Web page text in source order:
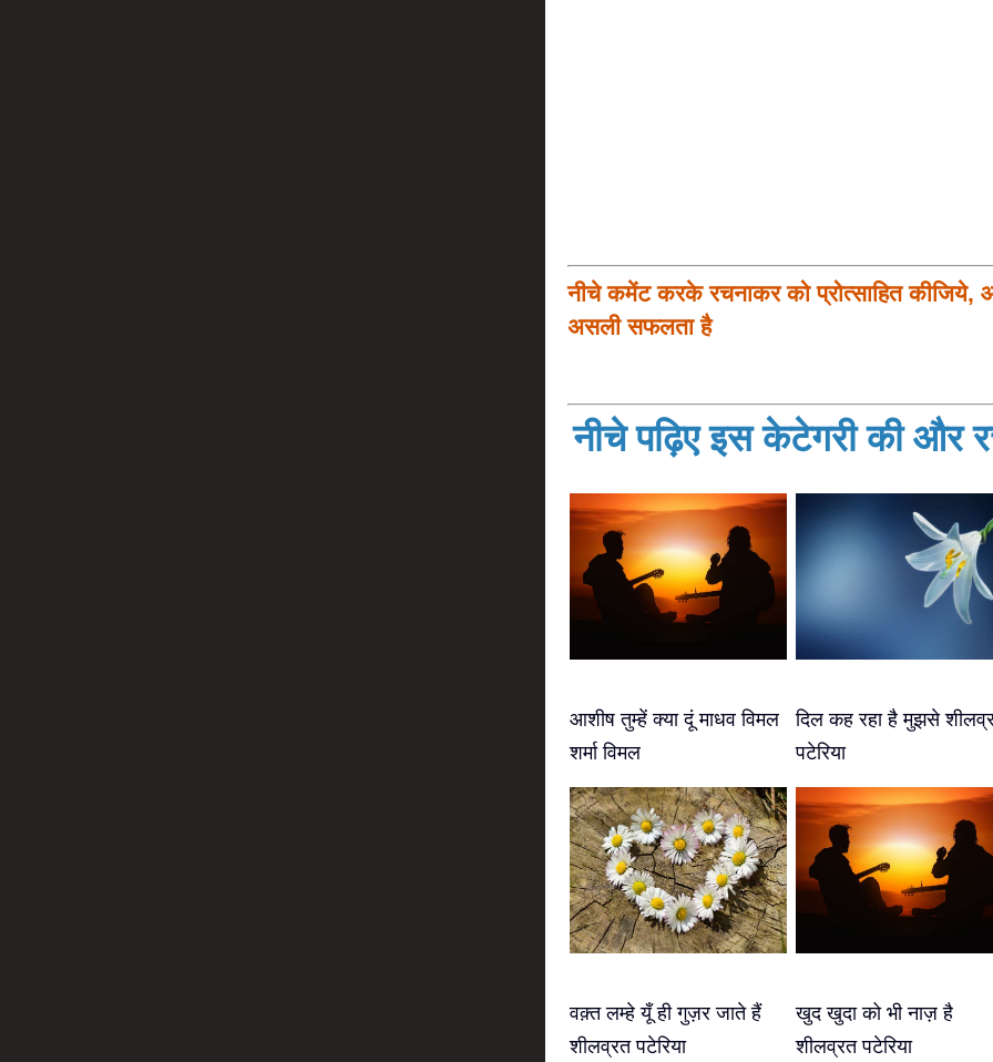
नीचे कमेंट करके रचनाकर को प्रोत्साहित कीजिये,
असली सफलता है
नीचे पढ़िए इस केटेगरी की और
आशीष तुम्हें क्या दूं माधव विमल
शर्मा विमल
दिल कह रहा है मुझसे
पटेरिया
वक़्त लम्हे यूँ ही गुज़र जाते हैं
शीलव्रत पटेरिया
खुद खुदा को भी नाज़ है
शीलव्रत पटेरिया